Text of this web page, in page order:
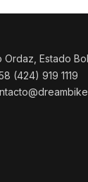
Ordaz, Estado
(424) 919 1119